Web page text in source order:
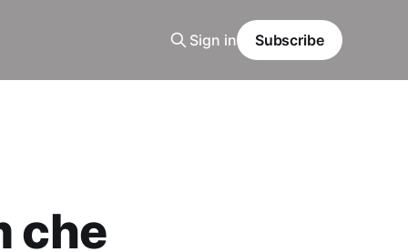
Sign in Subscribe
che